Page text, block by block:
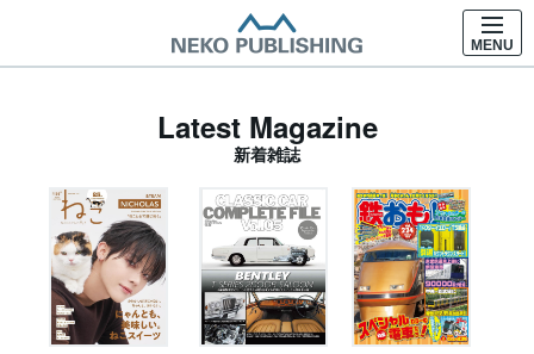
MENU
Latest Magazine
新着雑誌